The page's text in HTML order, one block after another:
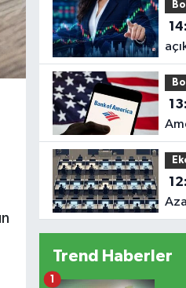
Trend Haberler
1